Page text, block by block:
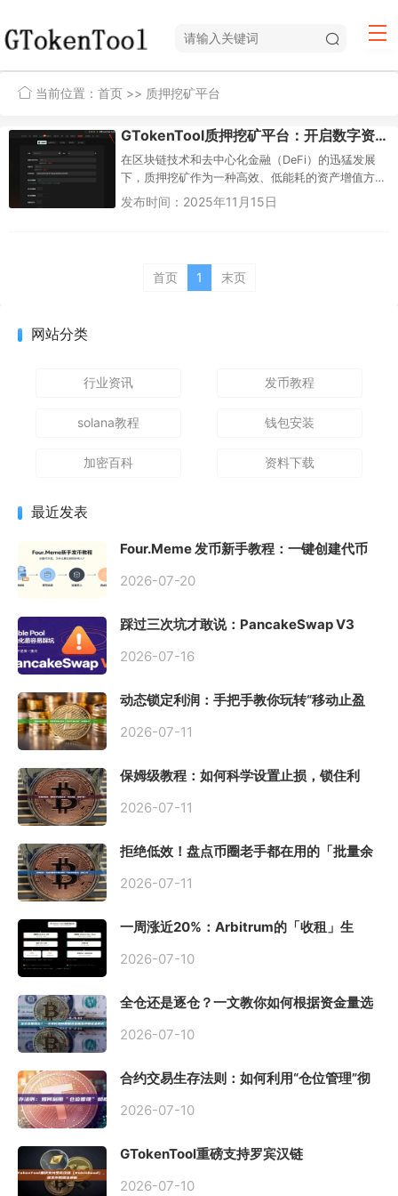
当前位置： 首页 >> 质押挖矿平台
GTokenTool质押挖矿平台：开启数字资产被动收入新时代
在区块链技术和去中心化金融（DeFi）的迅猛发展
下，质押挖矿作为一种高效、低能耗的资产增值方
式，正逐渐成为投资者青睐的工具。与传统的Proof
发布时间：2025年11月15日
首页 1 末页
网站分类
行业资讯 发币教程
solana教程 钱包安装
加密百科 资料下载
最近发表
Four.Meme 发币新手教程：一键创建代币
2026-07-20
踩过三次坑才敢说：PancakeSwap V3
初始化
2026-07-16
动态锁定利润：手把手教你玩转“移动止盈
2026-07-11
保姆级教程：如何科学设置止损，锁住利
2026-07-11
拒绝低效！盘点币圈老手都在用的「批量余
2026-07-11
一周涨近20%：Arbitrum的「收租」生
2026-07-10
全仓还是逐仓？一文教你如何根据资金量选
2026-07-10
合约交易生存法则：如何利用“仓位管理”彻
2026-07-10
GTokenTool重磅支持罗宾汉链
2026-07-10